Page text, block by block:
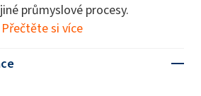
průmyslové procesy.
Přečtěte si více